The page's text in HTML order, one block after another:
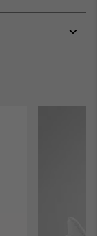
or
or